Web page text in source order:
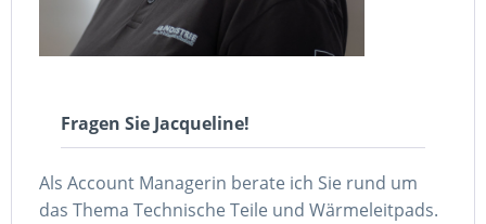
Fragen Sie Jacqueline!
Als Account Managerin berate ich Sie rund um
das Thema Technische Teile und Wärmeleitpads.